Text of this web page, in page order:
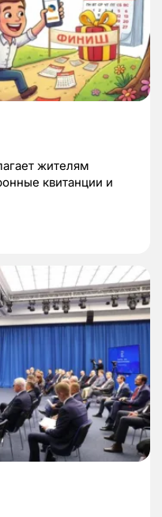
жителям
квитанции и